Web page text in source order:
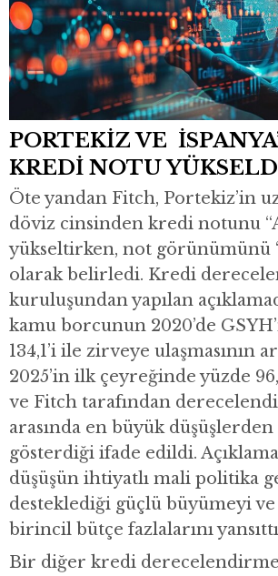
PORTEKİZ VE
KREDİ NOTU
Öte yandan Fitch, Portekiz’in
döviz cinsinden kredi notunu
yükseltirken, not görünümünü
olarak belirledi. Kredi
kuruluşundan yapılan
kamu borcunun 2020’de
134,1’i ile zirveye ulaşmasının
2025’in ilk çeyreğinde yüzde
ve Fitch tarafından
arasında en büyük
gösterdiği ifade edildi.
düşüşün ihtiyatlı mali politika
desteklediği güçlü büyümeyi
birincil bütçe fazlalarını
Bir diğer kredi